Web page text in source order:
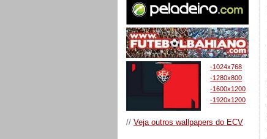
-1024x768
-1280x800
-1600x1200
-1920x1200
// Veja outros wallpapers do ECV